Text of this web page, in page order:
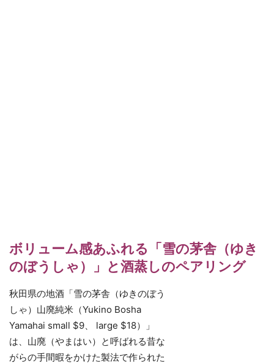
ボリューム感あふれる「雪の茅舎（ゆき
のぼうしゃ）」と酒蒸しのペアリング
秋田県の地酒「雪の茅舎（ゆきのぼう
しゃ）山廃純米（Yukino Bosha
Yamahai small $9、 large $18）」
は、山廃（やまはい）と呼ばれる昔な
がらの手間暇をかけた製法で作られた